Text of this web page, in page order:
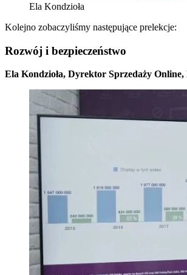
Ela Kondzioła
Kolejno zobaczyliśmy następujące prelekcje:
Rozwój i bezpieczeństwo
Ela Kondzioła, Dyrektor Sprzedaży Online,